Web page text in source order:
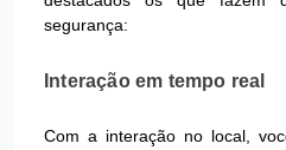
segurança:
Interação em tempo real
Com a interação no local,